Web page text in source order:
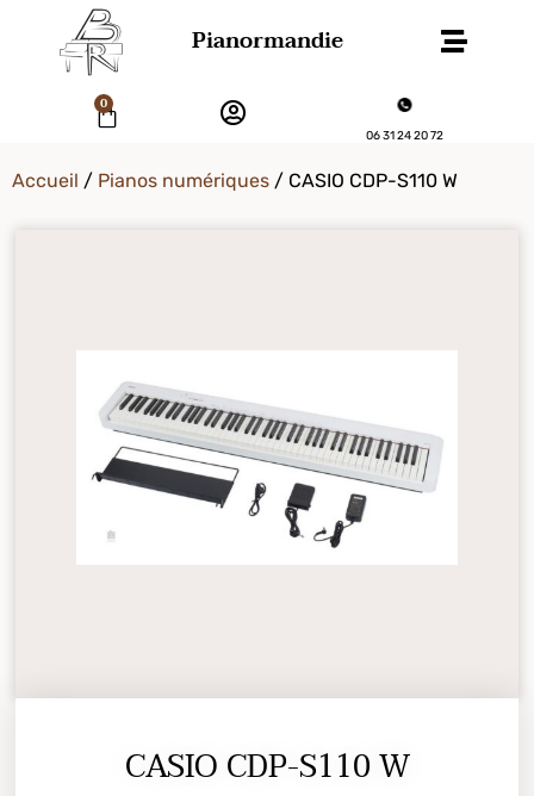
Pianormandie
0
06 31 24 20 72
Accueil / Pianos numériques / CASIO CDP-S110 W
CASIO CDP-S110 W